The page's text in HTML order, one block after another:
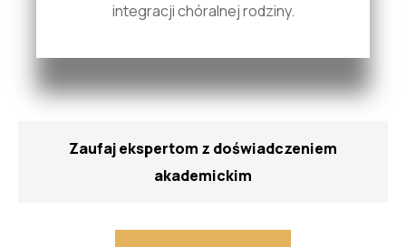
integracji chóralnej rodziny.
Zaufaj ekspertom z doświadczeniem
akademickim